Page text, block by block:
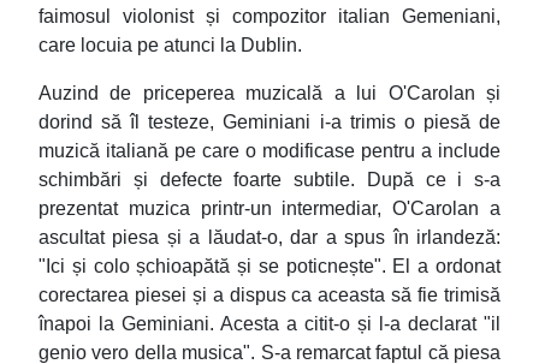
faimosul violonist și compozitor italian Gemeniani,
care locuia pe atunci la Dublin.
Auzind de priceperea muzicală a lui O'Carolan și
dorind să îl testeze, Geminiani i-a trimis o piesă de
muzică italiană pe care o modificase pentru a include
schimbări și defecte foarte subtile. După ce i s-a
prezentat muzica printr-un intermediar, O'Carolan a
ascultat piesa și a lăudat-o, dar a spus în irlandeză:
"Ici și colo șchioapătă și se poticnește". El a ordonat
corectarea piesei și a dispus ca aceasta să fie trimisă
înapoi la Geminiani. Acesta a citit-o și l-a declarat "il
genio vero della musica". S-a remarcat faptul că piesa